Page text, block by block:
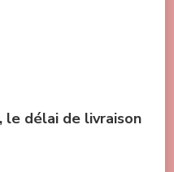
le délai de livraison